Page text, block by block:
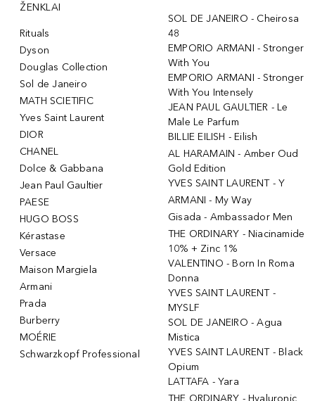
ŽENKLAI
Rituals
Dyson
Douglas Collection
Sol de Janeiro
MATH SCIETIFIC
Yves Saint Laurent
DIOR
CHANEL
Dolce & Gabbana
Jean Paul Gaultier
PAESE
HUGO BOSS
Kérastase
Versace
Maison Margiela
Armani
Prada
Burberry
MOÉRIE
Schwarzkopf Professional
SOL DE JANEIRO - Cheirosa
48
EMPORIO ARMANI - Stronger
With You
EMPORIO ARMANI - Stronger
With You Intensely
JEAN PAUL GAULTIER - Le
Male Le Parfum
BILLIE EILISH - Eilish
AL HARAMAIN - Amber Oud
Gold Edition
YVES SAINT LAURENT - Y
ARMANI - My Way
Gisada - Ambassador Men
THE ORDINARY - Niacinamide
10% + Zinc 1%
VALENTINO - Born In Roma
Donna
YVES SAINT LAURENT -
MYSLF
SOL DE JANEIRO - Agua
Mistica
YVES SAINT LAURENT - Black
Opium
LATTAFA - Yara
THE ORDINARY - Hyaluronic